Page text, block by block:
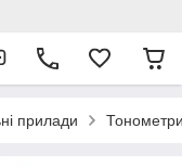
прилади